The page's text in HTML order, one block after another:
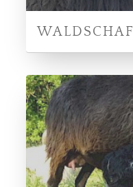
WALDSCHAF